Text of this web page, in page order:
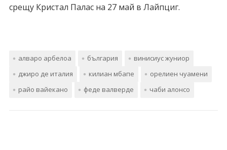
срещу Кристал Палас на 27 май в Лайпциг.
алваро арбелоа българия
винисиус жуниор
джиро де италия
килиан мбапе
орелиен чуамени
райо вайекано
феде валверде чаби алонсо